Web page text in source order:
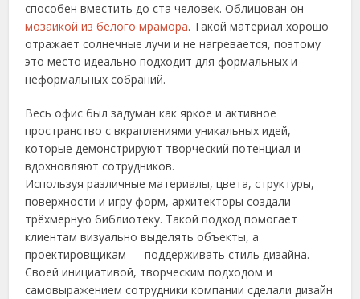
способен вместить до ста человек. Облицован он
мозаикой из белого мрамора. Такой материал хорошо
отражает солнечные лучи и не нагревается, поэтому
это место идеально подходит для формальных и
неформальных собраний.
Весь офис был задуман как яркое и активное
пространство с вкраплениями уникальных идей,
которые демонстрируют творческий потенциал и
вдохновляют сотрудников.
Используя различные материалы, цвета, структуры,
поверхности и игру форм, архитекторы создали
трёхмерную библиотеку. Такой подход помогает
клиентам визуально выделять объекты, а
проектировщикам — поддерживать стиль дизайна.
Своей инициативой, творческим подходом и
самовыражением сотрудники компании сделали дизайн